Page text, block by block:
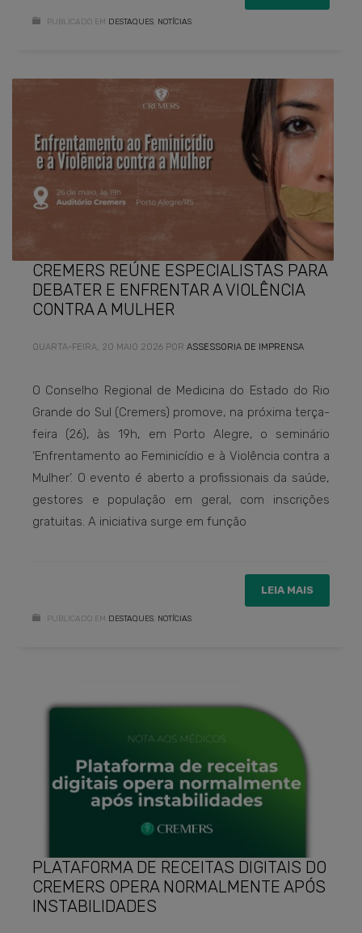
PUBLICADO EM DESTAQUES NOTÍCIAS
CREMERS REÚNE ESPECIALISTAS PARA
DEBATER E ENFRENTAR A VIOLÊNCIA
CONTRA A MULHER
QUARTA-FEIRA, 20 MAIO 2026 POR ASSESSORIA DE IMPRENSA
O Conselho Regional de Medicina do Estado do Rio
Grande do Sul (Cremers) promove, na próxima terça-
feira (26), às 19h, em Porto Alegre, o seminário
‘Enfrentamento ao Feminicídio e à Violência contra a
Mulher’. O evento é aberto a profissionais da saúde,
gestores e população em geral, com inscrições
gratuitas. A iniciativa surge em função
LEIA MAIS
PUBLICADO EM DESTAQUES NOTÍCIAS
PLATAFORMA DE RECEITAS DIGITAIS DO
CREMERS OPERA NORMALMENTE APÓS
INSTABILIDADES